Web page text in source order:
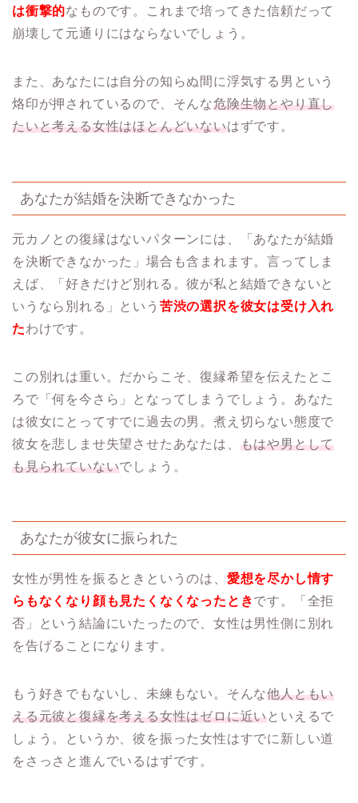
は衝撃的なものです。これまで培ってきた信頼だって
崩壊して元通りにはならないでしょう。
また、あなたには自分の知らぬ間に浮気する男という
烙印が押されているので、そんな危険生物とやり直し
たいと考える女性はほとんどいないはずです。
あなたが結婚を決断できなかった
元カノとの復縁はないパターンには、「あなたが結婚
を決断できなかった」場合も含まれます。言ってしま
えば、「好きだけど別れる。彼が私と結婚できないと
いうなら別れる」という 苦渋の選択を彼女は受け入れ
たわけです。
この別れは重い。だからこそ、復縁希望を伝えたとこ
ろで「何を今さら」となってしまうでしょう。あなた
は彼女にとってすでに過去の男。煮え切らない態度で
彼女を悲しませ失望させたあなたは、 もはや男として
も見られていないでしょう。
あなたが彼女に振られた
女性が男性を振るときというのは、 愛想を尽かし情す
らもなくなり顔も見たくなくなったときです。「全拒
否」という結論にいたったので、女性は男性側に別れ
を告げることになります。
もう好きでもないし、未練もない。そんな他人ともい
える元彼と復縁を考える女性はゼロに近いといえるで
しょう。というか、彼を振った女性はすでに新しい道
をさっさと進んでいるはずです。